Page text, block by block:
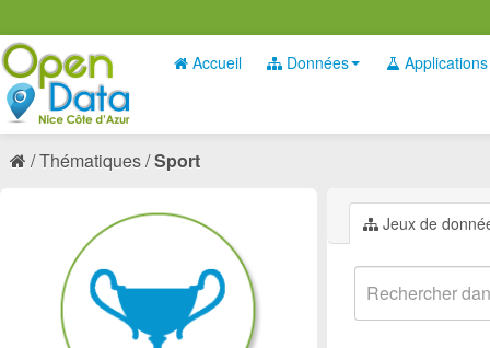
Accueil Données Applications
Thématiques Sport
Jeux de